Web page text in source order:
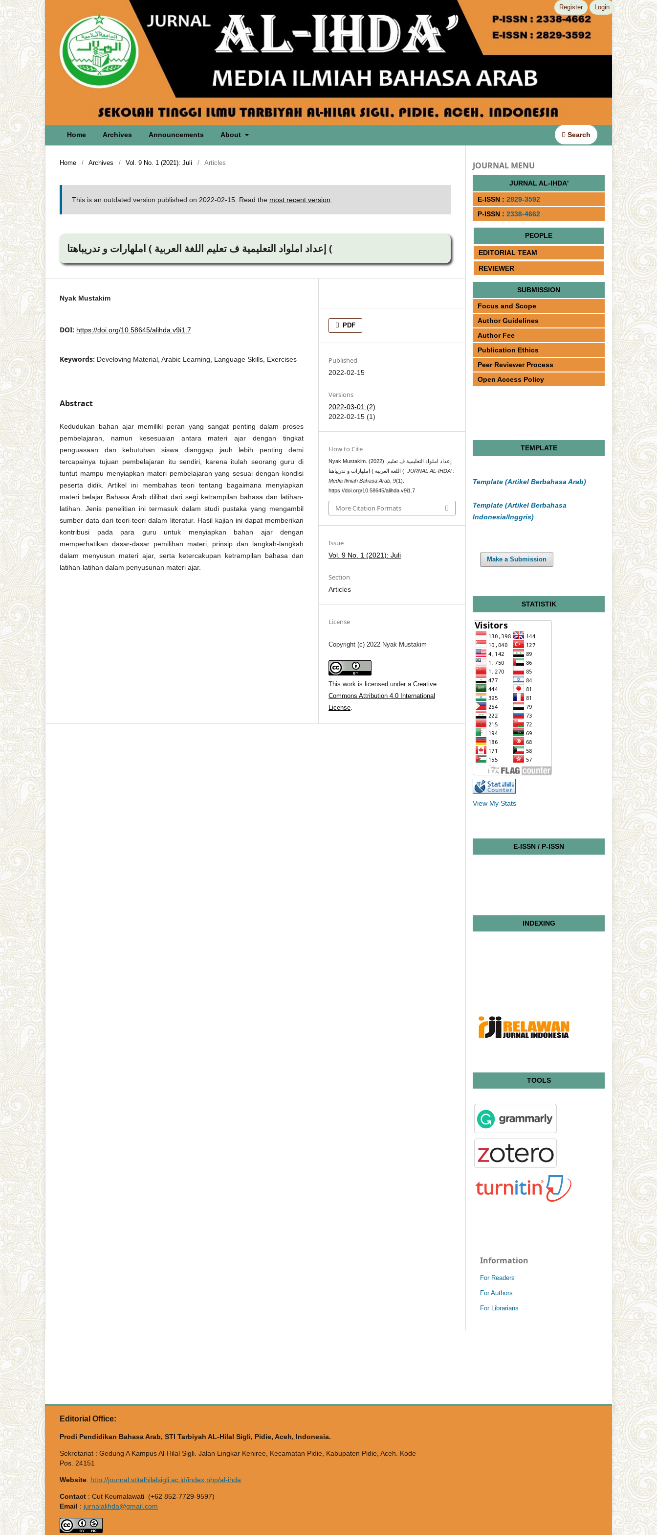
Home Archives Announcements About Search
Register Login
Home / Archives / Vol. 9 No. 1 (2021): Juli / Articles
This is an outdated version published on 2022-02-15. Read the most recent version
إعداد املواد التعليمية ف تعليم اللغة العربية ) املهارات و تدريباهتا (
Nyak Mustakim
DOI: https://doi.org/10.58645/alihda.v9i1.7
Keywords: Develoving Material, Arabic Learning, Language Skills, Exercises
Abstract
Kedudukan bahan ajar memiliki peran yang sangat penting dalam proses
pembelajaran, namun kesesuaian antara materi ajar dengan tingkat
penguasaan dan kebutuhan siswa dianggap jauh lebih penting demi
tercapainya tujuan pembelajaran itu sendiri, karena itulah seorang guru di
tuntut mampu menyiapkan materi pembelajaran yang sesuai dengan kondisi
peserta didik. Artikel ini membahas teori tentang bagaimana menyiapkan
materi belajar Bahasa Arab dilihat dari segi ketrampilan bahasa dan latihan-
latihan. Jenis penelitian ini termasuk dalam studi pustaka yang mengambil
sumber data dari teori-teori dalam literatur. Hasil kajian ini dapat memberikan
kontribusi pada para guru untuk menyiapkan bahan ajar dengan
memperhatikan dasar-dasar pemilihan materi, prinsip dan langkah-langkah
dalam menyusun materi ajar, serta ketercakupan ketrampilan bahasa dan
latihan-latihan dalam penyusunan materi ajar.
PDF
Published
2022-02-15
Versions
2022-03-01 (2)
2022-02-15 (1)
How to Cite
Nyak Mustakim. (2022). إعداد املواد التعليمية ف تعليم
اللغة العربية ) املهارات و تدريباهتا (.JURNAL AL-IHDA’ :
Media Ilmiah Bahasa Arab ,9(1).
https://doi.org/10.58645/alihda.v9i1.7
More Citation Formats
Issue
Vol. 9 No. 1 (2021): Juli
Section
Articles
License
Copyright (c) 2022 Nyak Mustakim
This work is licensed under aCreative
Commons Attribution 4.0 International
License
JOURNAL MENU
JURNAL AL-IHDA'
E-ISSN : 2829-3592
P-ISSN : 2338-4662
PEOPLE
EDITORIAL TEAM
REVIEWER
SUBMISSION
Focus and Scope
Author Guidelines
Author Fee
Publication Ethics
Peer Reviewer Process
Open Access Policy
TEMPLATE
Template (Artikel Berbahasa Arab)
Template (Artikel Berbahasa
Indonesia/Inggris)
Make a Submission
STATISTIK
View My Stats
E-ISSN / P-ISSN
INDEXING
TOOLS
Information
For Readers
For Authors
For Librarians
Editorial Office:
Prodi Pendidikan Bahasa Arab, STI Tarbiyah AL-Hilal Sigli, Pidie, Aceh, Indonesia.
Sekretariat : Gedung A Kampus Al-Hilal Sigli. Jalan Lingkar Keniree, Kecamatan Pidie, Kabupaten Pidie, Aceh. Kode
Pos. 24151
Website: http://journal.stitalhilalsigli.ac.id/index.php/al-ihda
Contact : Cut Keumalawati (+62 852-7729-9597)
Email : jurnalalihda@gmail.com